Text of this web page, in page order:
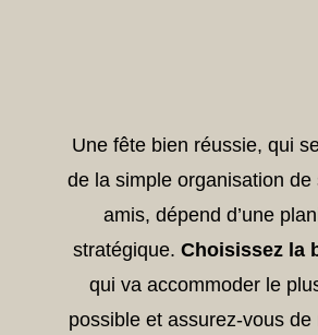
Une fête bien réussie, qui
de la simple organisation de
amis, dépend d’une
stratégique. Choisissez la
qui va accommoder le
possible et assurez-vous de